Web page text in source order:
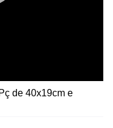
de 40x19cm e